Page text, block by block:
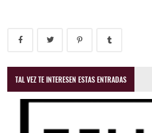
TAL VEZ TE INTERESEN ESTAS ENTRADAS